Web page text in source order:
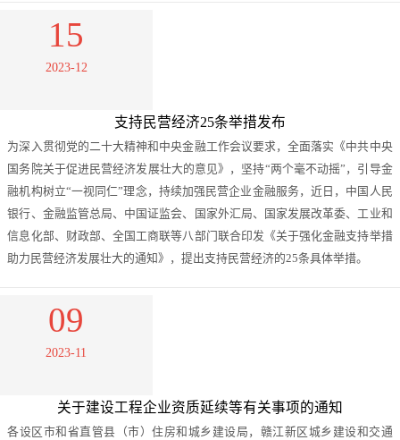
15
2023-12
支持民营经济25条举措发布
为深入贯彻党的二十大精神和中央金融工作会议要求，全面落实《中共中央
国务院关于促进民营经济发展壮大的意见》，坚持“两个毫不动摇”，引导金
融机构树立“一视同仁”理念，持续加强民营企业金融服务，近日，中国人民
银行、金融监管总局、中国证监会、国家外汇局、国家发展改革委、工业和
信息化部、财政部、全国工商联等八部门联合印发《关于强化金融支持举措
助力民营经济发展壮大的通知》，提出支持民营经济的25条具体举措。
09
2023-11
关于建设工程企业资质延续等有关事项的通知
各设区市和省直管县（市）住房和城乡建设局，赣江新区城乡建设和交通